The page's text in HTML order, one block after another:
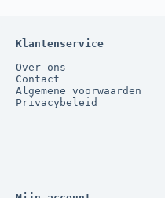
Klantenservice
Over ons
Contact
Algemene voorwaarden
Privacybeleid